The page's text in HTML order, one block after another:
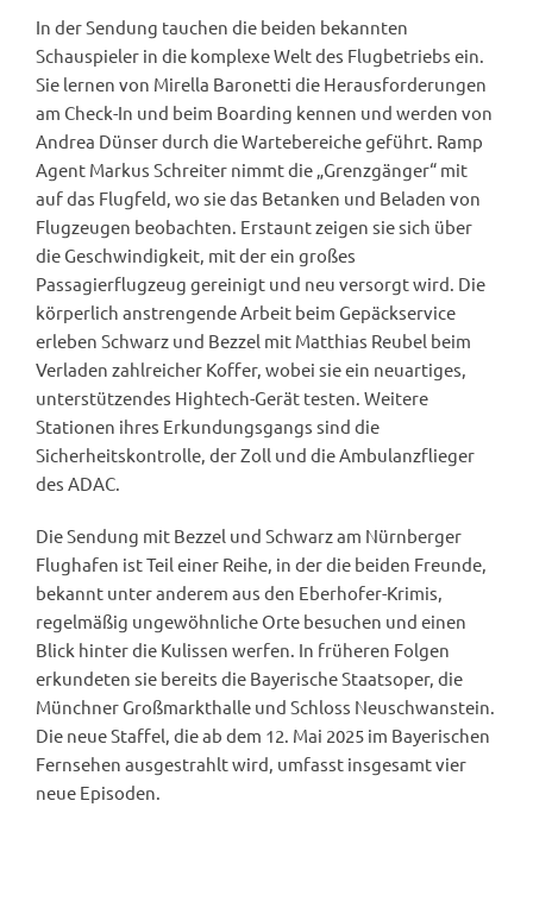
In der Sendung tauchen die beiden bekannten
Schauspieler in die komplexe Welt des Flugbetriebs ein.
Sie lernen von Mirella Baronetti die Herausforderungen
am Check-In und beim Boarding kennen und werden von
Andrea Dünser durch die Wartebereiche geführt. Ramp
Agent Markus Schreiter nimmt die „Grenzgänger“ mit
auf das Flugfeld, wo sie das Betanken und Beladen von
Flugzeugen beobachten. Erstaunt zeigen sie sich über
die Geschwindigkeit, mit der ein großes
Passagierflugzeug gereinigt und neu versorgt wird. Die
körperlich anstrengende Arbeit beim Gepäckservice
erleben Schwarz und Bezzel mit Matthias Reubel beim
Verladen zahlreicher Koffer, wobei sie ein neuartiges,
unterstützendes Hightech-Gerät testen. Weitere
Stationen ihres Erkundungsgangs sind die
Sicherheitskontrolle, der Zoll und die Ambulanzflieger
des ADAC.
Die Sendung mit Bezzel und Schwarz am Nürnberger
Flughafen ist Teil einer Reihe, in der die beiden Freunde,
bekannt unter anderem aus den Eberhofer-Krimis,
regelmäßig ungewöhnliche Orte besuchen und einen
Blick hinter die Kulissen werfen. In früheren Folgen
erkundeten sie bereits die Bayerische Staatsoper, die
Münchner Großmarkthalle und Schloss Neuschwanstein.
Die neue Staffel, die ab dem 12. Mai 2025 im Bayerischen
Fernsehen ausgestrahlt wird, umfasst insgesamt vier
neue Episoden.